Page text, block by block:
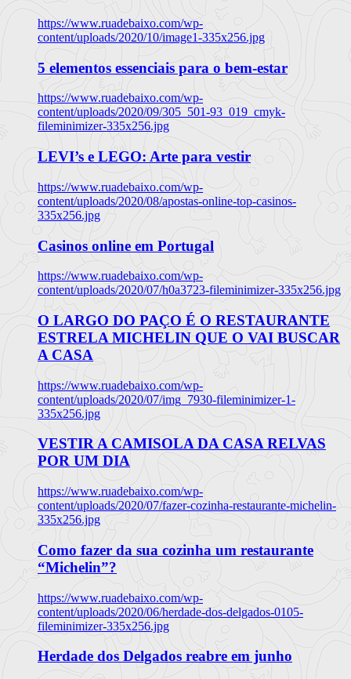
https://www.ruadebaixo.com/wp-
content/uploads/2020/10/image1-335x256.jpg
5 elementos essenciais para o bem-estar
https://www.ruadebaixo.com/wp-
content/uploads/2020/09/305_501-93_019_cmyk-
fileminimizer-335x256.jpg
LEVI’s e LEGO: Arte para vestir
https://www.ruadebaixo.com/wp-
content/uploads/2020/08/apostas-online-top-casinos-
335x256.jpg
Casinos online em Portugal
https://www.ruadebaixo.com/wp-
content/uploads/2020/07/h0a3723-fileminimizer-335x256.jpg
O LARGO DO PAÇO É O RESTAURANTE
ESTRELA MICHELIN QUE O VAI BUSCAR
A CASA
https://www.ruadebaixo.com/wp-
content/uploads/2020/07/img_7930-fileminimizer-1-
335x256.jpg
VESTIR A CAMISOLA DA CASA RELVAS
POR UM DIA
https://www.ruadebaixo.com/wp-
content/uploads/2020/07/fazer-cozinha-restaurante-michelin-
335x256.jpg
Como fazer da sua cozinha um restaurante
“Michelin”?
https://www.ruadebaixo.com/wp-
content/uploads/2020/06/herdade-dos-delgados-0105-
fileminimizer-335x256.jpg
Herdade dos Delgados reabre em junho